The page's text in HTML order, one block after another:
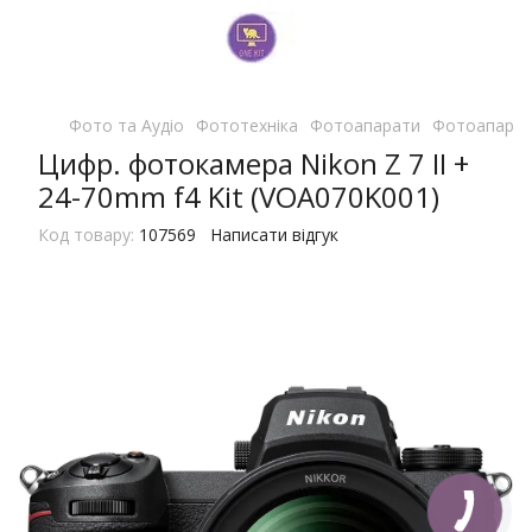
Фото та Аудіо Фототехніка Фотоапарати
Цифр. фотокамера Nikon Z 7 II +
24-70mm f4 Kit (VOA070K001)
Код товару: 107569 Написати відгук